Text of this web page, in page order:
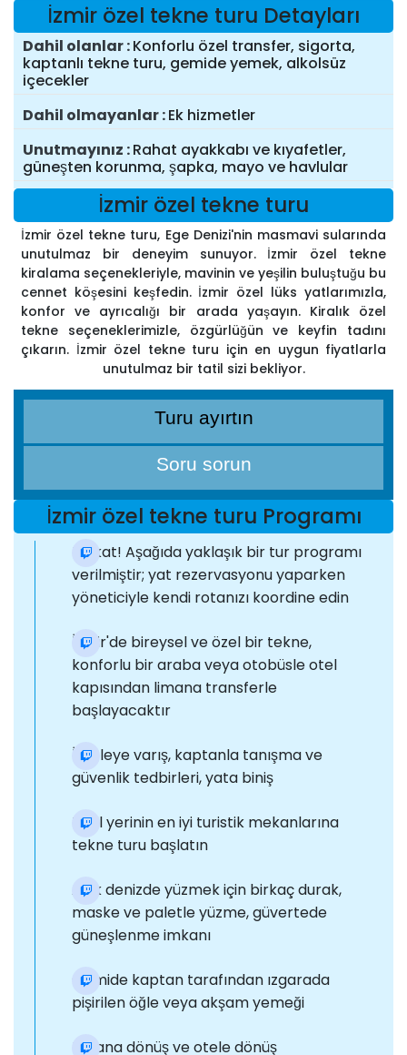
İzmir özel tekne turu Detayları
Dahil olanlar Konforlu özel transfer, sigorta,
kaptanlı tekne turu, gemide yemek, alkolsüz
içecekler
Dahil olmayanlar Ek hizmetler
Unutmayınız Rahat ayakkabı ve kıyafetler,
güneşten korunma, şapka, mayo ve havlular
İzmir özel tekne turu
İzmir özel tekne turu, Ege Denizi'nin masmavi sularında
unutulmaz bir deneyim sunuyor. İzmir özel tekne
kiralama seçenekleriyle, mavinin ve yeşilin buluştuğu bu
cennet köşesini keşfedin. İzmir özel lüks yatlarımızla,
konfor ve ayrıcalığı bir arada yaşayın. Kiralık özel
tekne seçeneklerimizle, özgürlüğün ve keyfin tadını
çıkarın. İzmir özel tekne turu için en uygun fiyatlarla
unutulmaz bir tatil sizi bekliyor.
Turu ayırtın
Soru sorun
İzmir özel tekne turu Programı
Dikkat! Aşağıda yaklaşık bir tur programı
verilmiştir; yat rezervasyonu yaparken
yöneticiyle kendi rotanızı koordine edin
İzmir'de bireysel ve özel bir tekne,
konforlu bir araba veya otobüsle otel
kapısından limana transferle
başlayacaktır
İskeleye varış, kaptanla tanışma ve
güvenlik tedbirleri, yata biniş
Tatil yerinin en iyi turistik mekanlarına
tekne turu başlatın
Açık denizde yüzmek için birkaç durak,
maske ve paletle yüzme, güvertede
güneşlenme imkanı
Gemide kaptan tarafından ızgarada
pişirilen öğle veya akşam yemeği
Limana dönüş ve otele dönüş